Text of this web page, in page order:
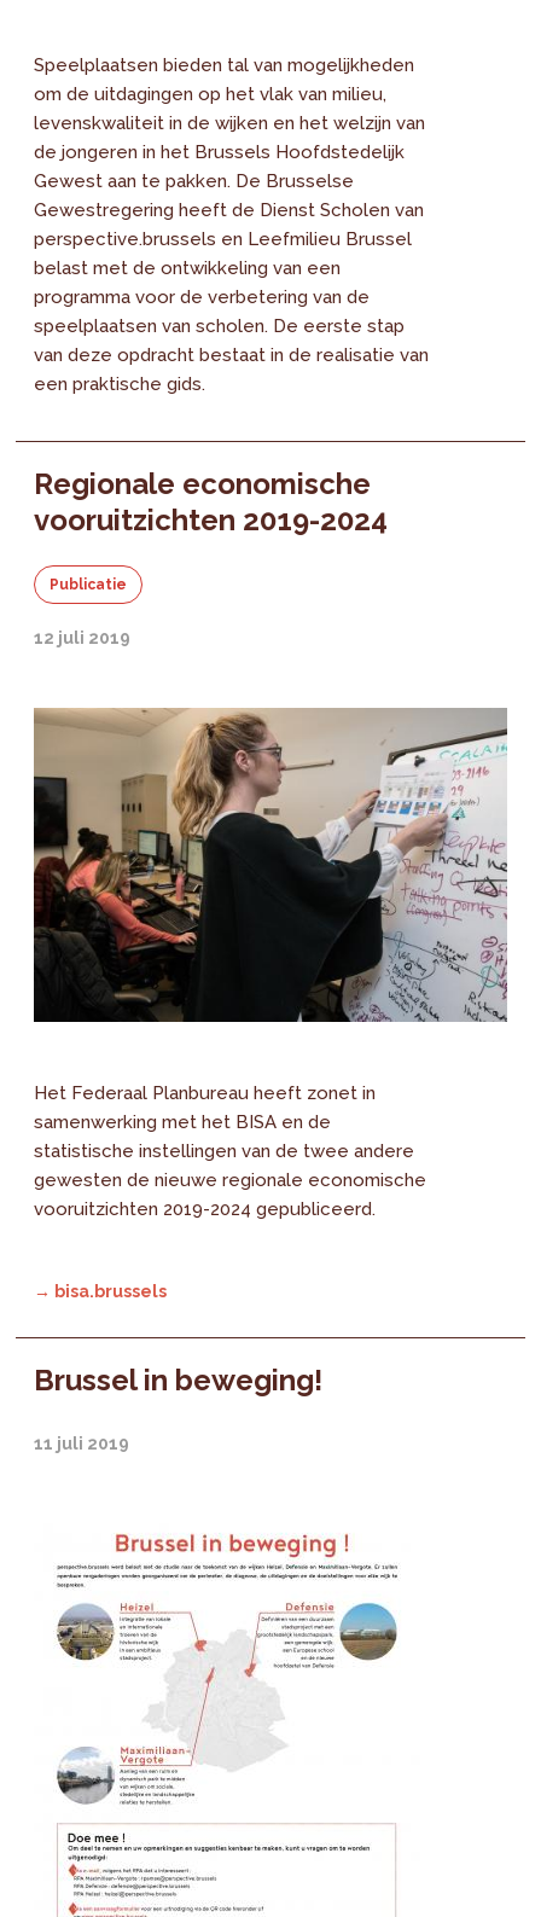
Speelplaatsen bieden tal van mogelijkheden
om de uitdagingen op het vlak van milieu,
levenskwaliteit in de wijken en het welzijn van
de jongeren in het Brussels Hoofdstedelijk
Gewest aan te pakken. De Brusselse
Gewestregering heeft de Dienst Scholen van
perspective.brussels en Leefmilieu Brussel
belast met de ontwikkeling van een
programma voor de verbetering van de
speelplaatsen van scholen. De eerste stap
van deze opdracht bestaat in de realisatie van
een praktische gids.
Regionale economische
vooruitzichten 2019-2024
Publicatie
12 juli 2019
Het Federaal Planbureau heeft zonet in
samenwerking met het BISA en de
statistische instellingen van de twee andere
gewesten de nieuwe regionale economische
vooruitzichten 2019-2024 gepubliceerd.
→ bisa.brussels
Brussel in beweging!
11 juli 2019